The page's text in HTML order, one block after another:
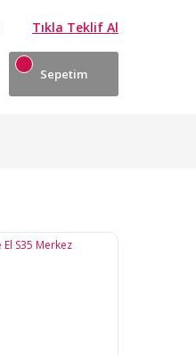
Tıkla Teklif Al
Sepetim